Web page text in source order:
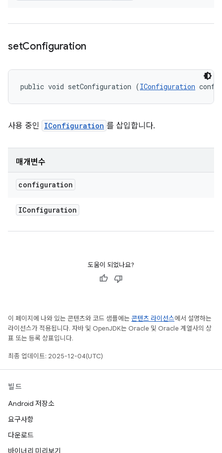
setConfiguration
public void setConfiguration (IConfiguration
사용 중인 IConfiguration 를 삽입합니다.
매개변수
configuration
IConfiguration
도움이 되었나요?
이 페이지에 나와 있는 콘텐츠와 코드 샘플에는 콘텐츠 라이선스에서 설명하는
라이선스가 적용됩니다. 자바 및 OpenJDK는 Oracle 및 Oracle 계열사의 상
표 또는 등록 상표입니다.
최종 업데이트: 2025-12-04(UTC)
빌드
Android 저장소
요구사항
다운로드
바이너리 미리보기